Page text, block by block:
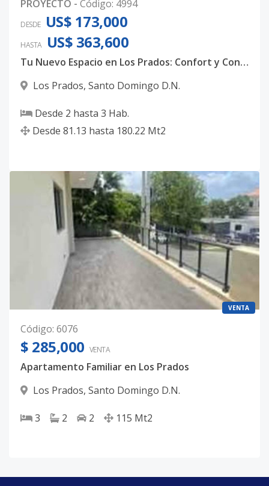
PROYECTO - Código: 4994
DESDE US$ 173,000
HASTA US$ 363,600
Tu Nuevo Espacio en Los Prados: Confort y Conveniencia en Aptos de 2 y 3 Habitaciones
Los Prados, Santo Domingo D.N.
Desde 2 hasta 3 Hab.
Desde 81.13 hasta 180.22 Mt2
VENTA
Código: 6076
$ 285,000 VENTA
Apartamento Familiar en Los Prados
Los Prados, Santo Domingo D.N.
3 2 2 115 Mt2